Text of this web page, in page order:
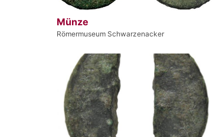
Münze
Römermuseum Schwarzenacker